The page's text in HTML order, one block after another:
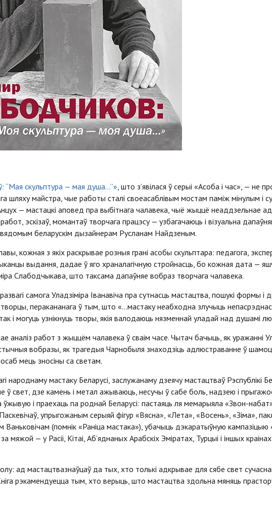
“Мая скульптура — мая душа…”», што з’явілася ў серыі «Асоба і час», — не
шляху майстра, чые работы сталі своеасаблівым мостам паміж мінулым і
— мастацкі аповед пра выбітнага чалавека, чыё жыццё неаддзельнае
эскізаў, момантаў творчага працэсу — узбагачаюць і візуальна
вядомым беларускім дызайнерам Русланам Найдзеным.
кожная з якіх раскрывае розныя грані асобы скульптара: педагога,
выдання, дадае ў яго храналагічную стройнасць, бо кожная дата —
Слабодчыкава, што таксама дапаўняе вобраз творчага чалавека.
самога Уладзіміра Іванавіча пра сутнасць мастацтва, пошукі формы
перакананага ў тым, што «…мастаку неабходна злучыць
і могуць узнікнуць творы, якія валодаюць нязменнай уладай над душамі
аналіз работ з жыццём чалавека ў сваім часе. Чытач бачыць, як уражанні
вобразы, як трагедыя Чарнобыля знаходзіць адлюстраванне ў
мець зносіны са светам.
народнаму мастаку Беларусі, заслужанаму дзеячу мастацтваў Рэспублікі
ў свет, дзе камень і метал ажываюць, несучы ў сабе боль, надзею і
і праехаць па роднай Беларусі: пастаяць ля мемарыяла «Звон-
упрыгожаным серыяй фігур «Вясна», «Лета», «Восень», «Зіма»,
Ваньковічам (помнік «Раніца мастака»), убачыць дэкаратыўную
мяжой — у Расіі, Кітаі, Аб’яднаных Арабскіх Эміратах, Турцыі і іншых
ад мастацтвазнаўцаў да тых, хто толькі адкрывае для сябе свет
рэкамендуецца тым, хто верыць, што мастацтва здольна мяняць